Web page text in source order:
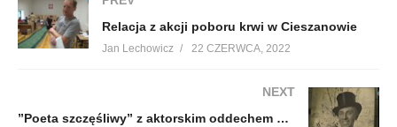
Relacja z akcji poboru krwi w Cieszanowie
Jan Lechowicz 22 CZERWCA, 2022
NEXT
”Poeta szczęśliwy” z aktorskim oddechem wspomnienie ś.p. Adama Wolańczyka – CKiS w Cieszanowie